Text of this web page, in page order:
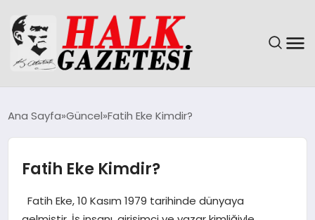
DÜNYA
EĞITIM
EKONOMI
Ana Sayfa Güncel Fatih Eke Kimdir?
Fatih Eke Kimdir?
Fatih Eke, 10 Kasım 1979 tarihinde dünyaya